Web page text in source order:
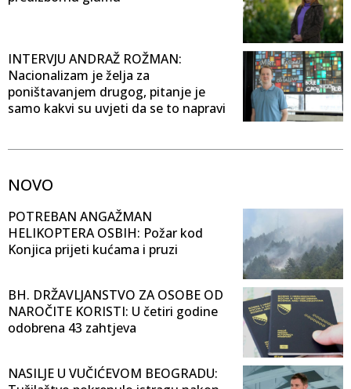
INTERVJU ANDRAŽ ROŽMAN:
Nacionalizam je želja za
poništavanjem drugog, pitanje je
samo kakvi su uvjeti da se to napravi
NOVO
POTREBAN ANGAŽMAN
HELIKOPTERA OSBIH: Požar kod
Konjica prijeti kućama i pruzi
BH. DRŽAVLJANSTVO ZA OSOBE OD
NAROČITE KORISTI: U četiri godine
odobrena 43 zahtjeva
NASILJE U VUČIĆEVOM BEOGRADU: